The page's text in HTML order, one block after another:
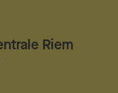
Riem